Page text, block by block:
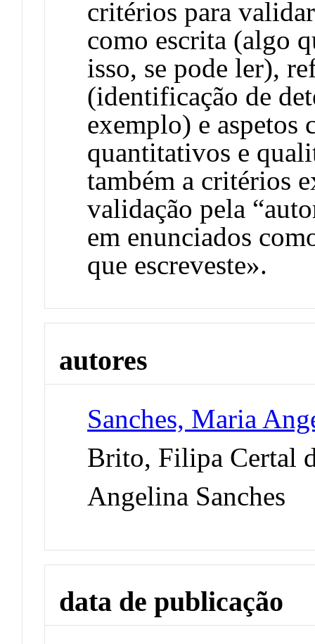
critérios para
como escrita (algo
isso, se pode ler),
(identificação de
exemplo) e aspetos
quantitativos e
também a critérios
validação pela
em enunciados
que escreveste».
autores
Sanches, Maria
Brito, Filipa Certal
Angelina Sanches
data de publicação